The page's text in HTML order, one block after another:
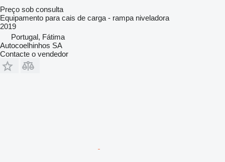
Preço sob consulta
Equipamento para cais de carga - rampa niveladora
2019
Portugal, Fátima
Autocoelhinhos SA
Contacte o vendedor